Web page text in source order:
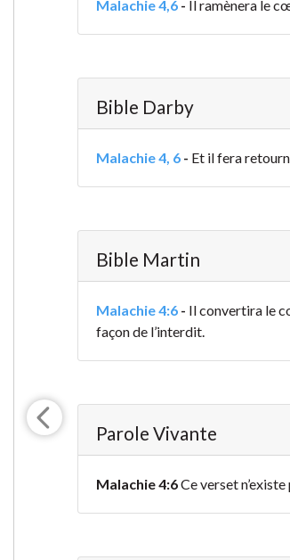
Malachie 4,6- Il ramènera le
Bible Darby
Malachie 4, 6- Et il fera
Bible Martin
Malachie 4:6- Il convertira le
façon de l’interdit.
Parole Vivante
Malachie 4:6Ce verset